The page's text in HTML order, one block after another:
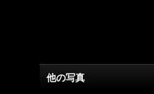
他の写真